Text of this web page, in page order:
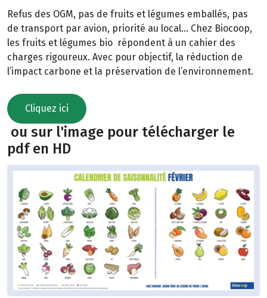
Refus des OGM, pas de fruits et légumes emballés, pas
de transport par avion, priorité au local… Chez Biocoop,
les fruits et légumes bio répondent à un cahier des
charges rigoureux. Avec pour objectif, la réduction de
l’impact carbone et la préservation de l’environnement.
Cliquez ici
ou sur l'image pour télécharger le
pdf en HD